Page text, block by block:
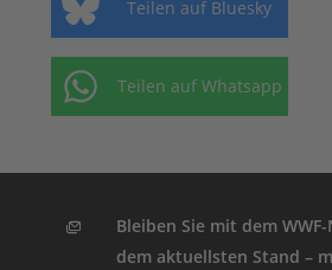
Teilen auf Bluesky
Teilen auf Whatsapp
Bleiben Sie mit dem
dem aktuellsten Stand –